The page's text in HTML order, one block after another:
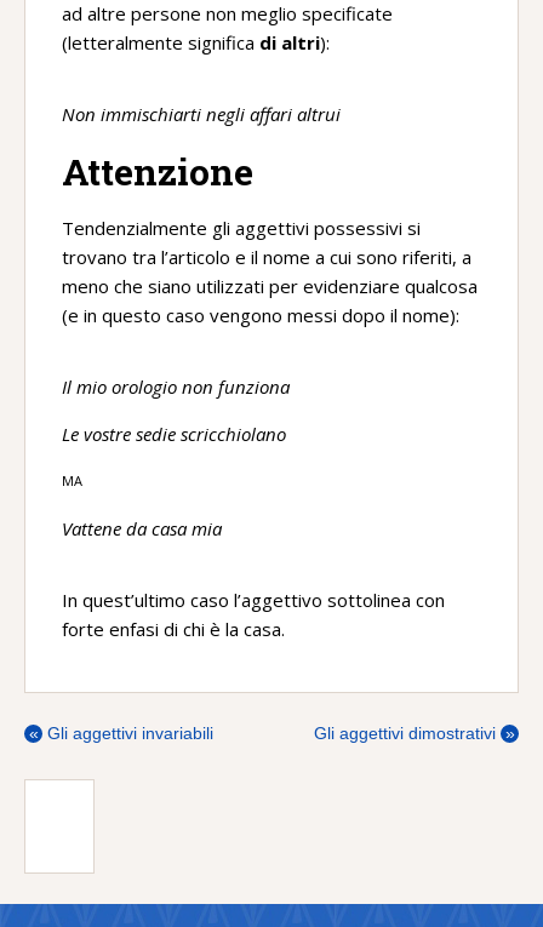
ad altre persone non meglio specificate
(letteralmente significa di altri):
Non immischiarti negli affari altrui
Attenzione
Tendenzialmente gli aggettivi possessivi si
trovano tra l’articolo e il nome a cui sono riferiti, a
meno che siano utilizzati per evidenziare qualcosa
(e in questo caso vengono messi dopo il nome):
Il mio orologio non funziona
Le vostre sedie scricchiolano
MA
Vattene da casa mia
In quest’ultimo caso l’aggettivo sottolinea con
forte enfasi di chi è la casa.
« Gli aggettivi invariabili Gli aggettivi dimostrativi »